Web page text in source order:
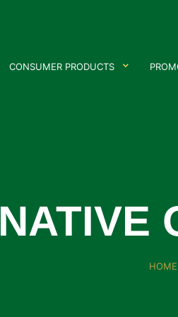
CONSUMER PRODUCTS
NATIVE
HOME